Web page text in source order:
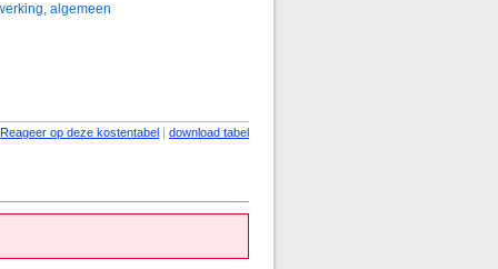
algemeen
Reageer op deze kostentabel | download tabel